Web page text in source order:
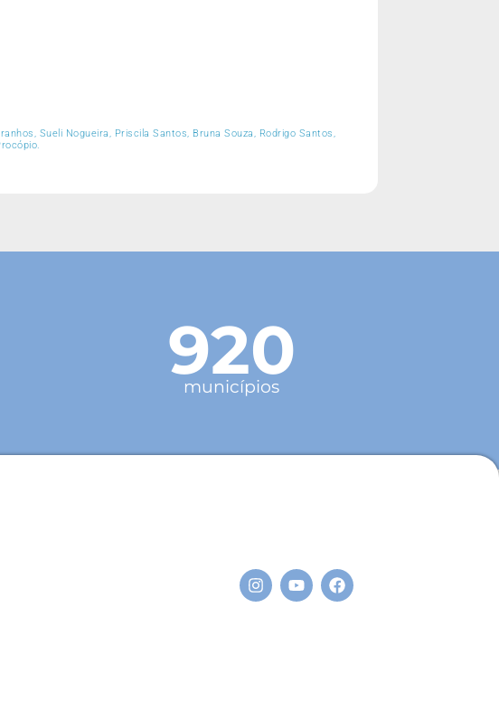
Sueli Nogueira, Priscila Santos, Bruna Souza, Rodrigo Santos,
920
municípios